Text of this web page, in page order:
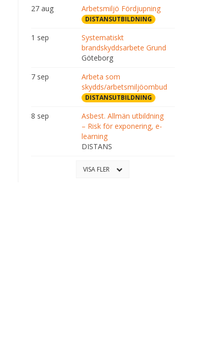
27 aug
Arbetsmiljö Fördjupning
DISTANSUTBILDNING
1 sep
Systematiskt
brandskyddsarbete Grund
Göteborg
7 sep
Arbeta som
skydds/arbetsmiljöombud
DISTANSUTBILDNING
8 sep
Asbest. Allmän utbildning
– Risk för exponering, e-
learning
DISTANS
VISA FLER